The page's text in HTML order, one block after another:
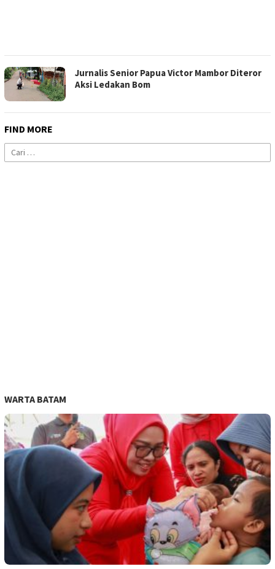
Jurnalis Senior Papua Victor Mambor Diteror
Aksi Ledakan Bom
FIND MORE
Cari
untuk:
WARTA BATAM